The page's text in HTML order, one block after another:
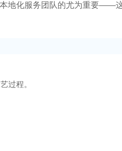
地化服务团队的尤为重要——
过程。